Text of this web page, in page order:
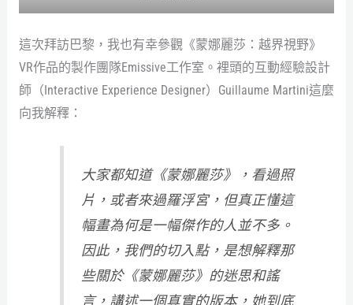
這次拜訪巴黎，我也有幸參觀《蒙娜麗莎：越界視野》
VR作品的製作團隊Emissive工作室。裡頭的互動經驗設計
師（Interactive Experience Designer）Guillaume Martini這麼
向我解釋：
大家都知道《蒙娜麗莎》，看過照
片，或者來過羅浮宮，但真正懂這
幅畫為何是一幅傑作的人並不多。
因此，我們的切入點，是想解釋那
些關於《蒙娜麗莎》的迷思和謠
言，講述一個真實的版本，她到底